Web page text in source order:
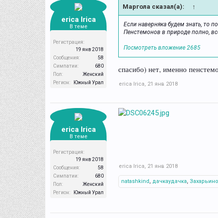
erica Irica
В теме
Регистрация:
19 янв 2018
Сообщения:
58
Симпатии:
680
Пол:
Женский
Регион:
Южный Урал
Маргола сказал(а): ↑
Если наверняка будем знать, то
Пенстемонов в природе полно,
Посмотреть вложение 2685
спасибо) нет, именно
erica Irica, 21 янв 2018
erica Irica
В теме
Регистрация:
19 янв 2018
Сообщения:
58
Симпатии:
680
Пол:
Женский
Регион:
Южный Урал
erica Irica, 21 янв 2018
natashkind , дачкаудачка, Захарьино